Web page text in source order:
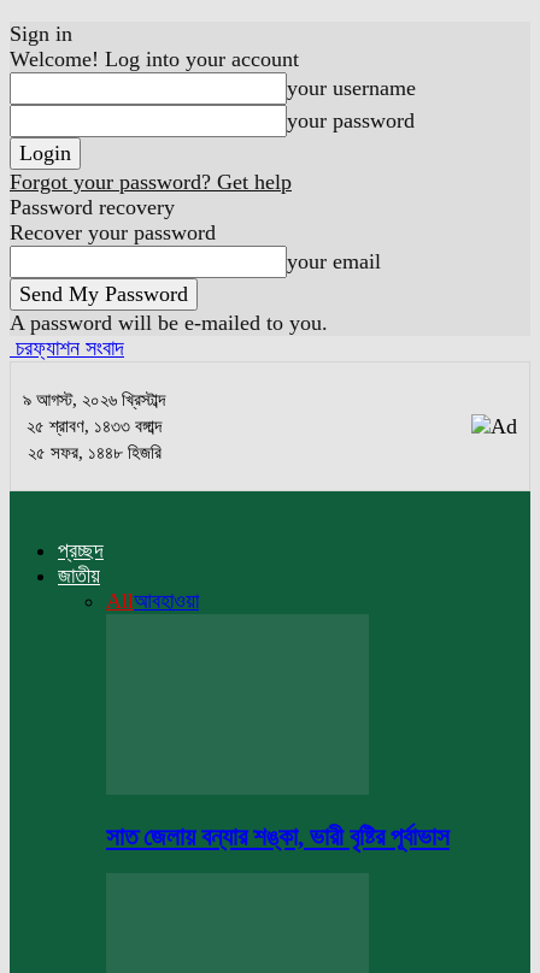
Sign in
Welcome! Log into your account
your username
your password
Forgot your password? Get help
Password recovery
Recover your password
your email
A password will be e-mailed to you.
চরফ্যাশন সংবাদ
৯ আগস্ট, ২০২৬ খ্রিস্টাব্দ
২৫ শ্রাবণ, ১৪৩৩ বঙ্গাব্দ
২৫ সফর, ১৪৪৮ হিজরি
প্রচ্ছদ
জাতীয়
Allআবহাওয়া
সাত জেলায় বন্যার শঙ্কা, ভারী বৃষ্টির পূর্বাভাস